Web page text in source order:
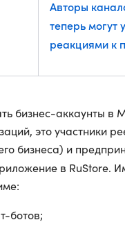
Авторы
теперь могут
реакциями к
бизнес-аккаунты в
это участники
бизнеса) и
в RuStore.
ботов;